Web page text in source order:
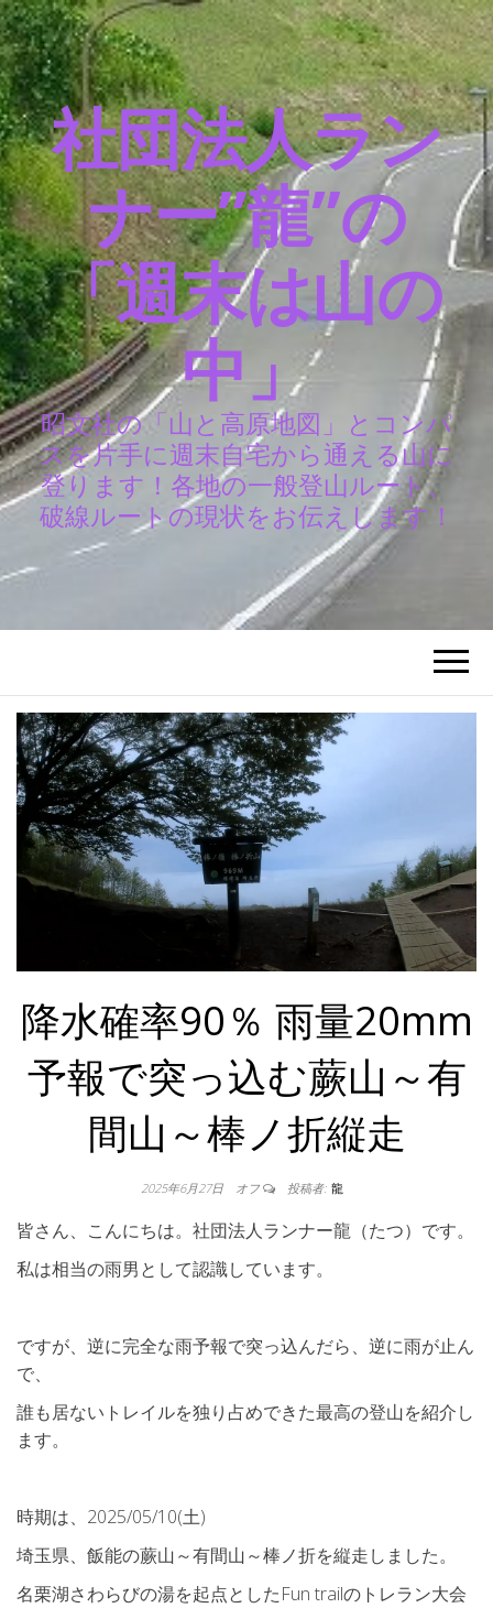
社団法人ラン
ナー”龍”の
「週末は山の
中」
昭文社の「山と高原地図」とコンパ
スを片手に週末自宅から通える山に
登ります！各地の一般登山ルート、
破線ルートの現状をお伝えします！
降水確率90％ 雨量20mm
予報で突っ込む蕨山～有
間山～棒ノ折縦走
2025年6月27日 オフ 投稿者: 龍
皆さん、こんにちは。社団法人ランナー龍（たつ）です。
私は相当の雨男として認識しています。
ですが、逆に完全な雨予報で突っ込んだら、逆に雨が止ん
で、
誰も居ないトレイルを独り占めできた最高の登山を紹介し
ます。
時期は、2025/05/10(土)
埼玉県、飯能の蕨山～有間山～棒ノ折を縦走しました。
名栗湖さわらびの湯を起点としたFun trailのトレラン大会